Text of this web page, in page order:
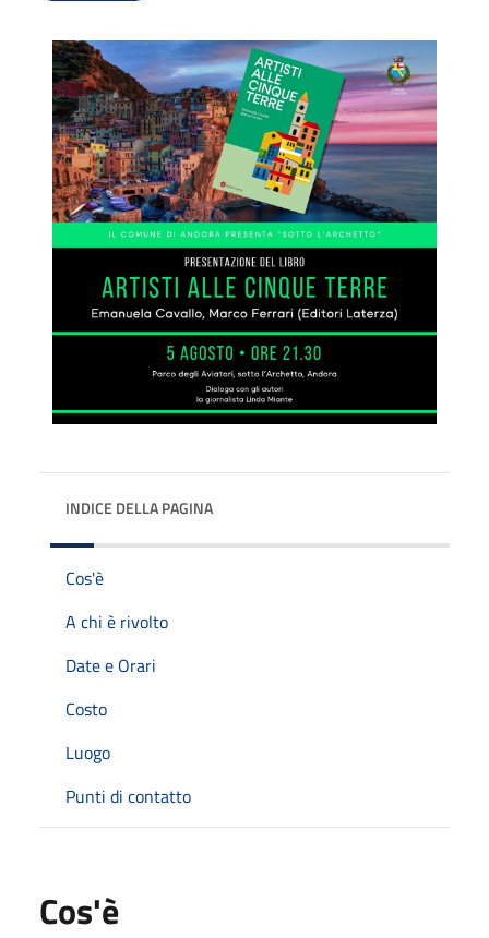
INDICE DELLA PAGINA
Cos'è
A chi è rivolto
Date e Orari
Costo
Luogo
Punti di contatto
Cos'è